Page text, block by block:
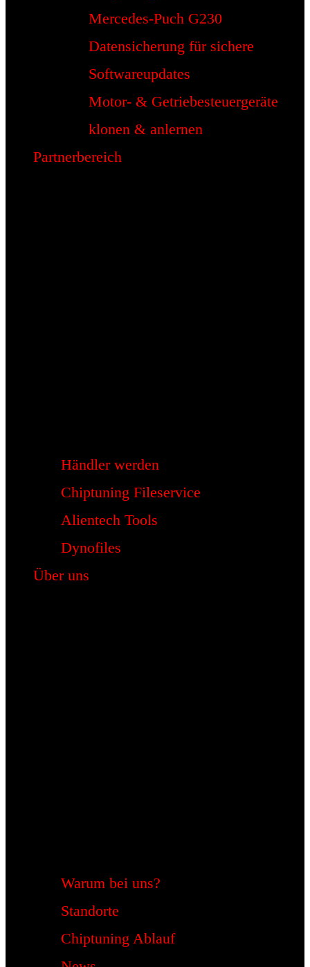
Mercedes-Puch G230
Datensicherung für sichere
Softwareupdates
Motor- & Getriebesteuergeräte
klonen & anlernen
Partnerbereich
Händler werden
Chiptuning Fileservice
Alientech Tools
Dynofiles
Über uns
Warum bei uns?
Standorte
Chiptuning Ablauf